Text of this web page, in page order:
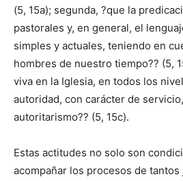
(5, 15a); segunda, ?que la
pastorales y, en general, el
simples y actuales, teniendo en
hombres de nuestro tiempo?? (5,
viva en la Iglesia, en todos los
autoridad, con carácter de
autoritarismo?? (5, 15c).
Estas actitudes no solo son
acompañar los procesos de